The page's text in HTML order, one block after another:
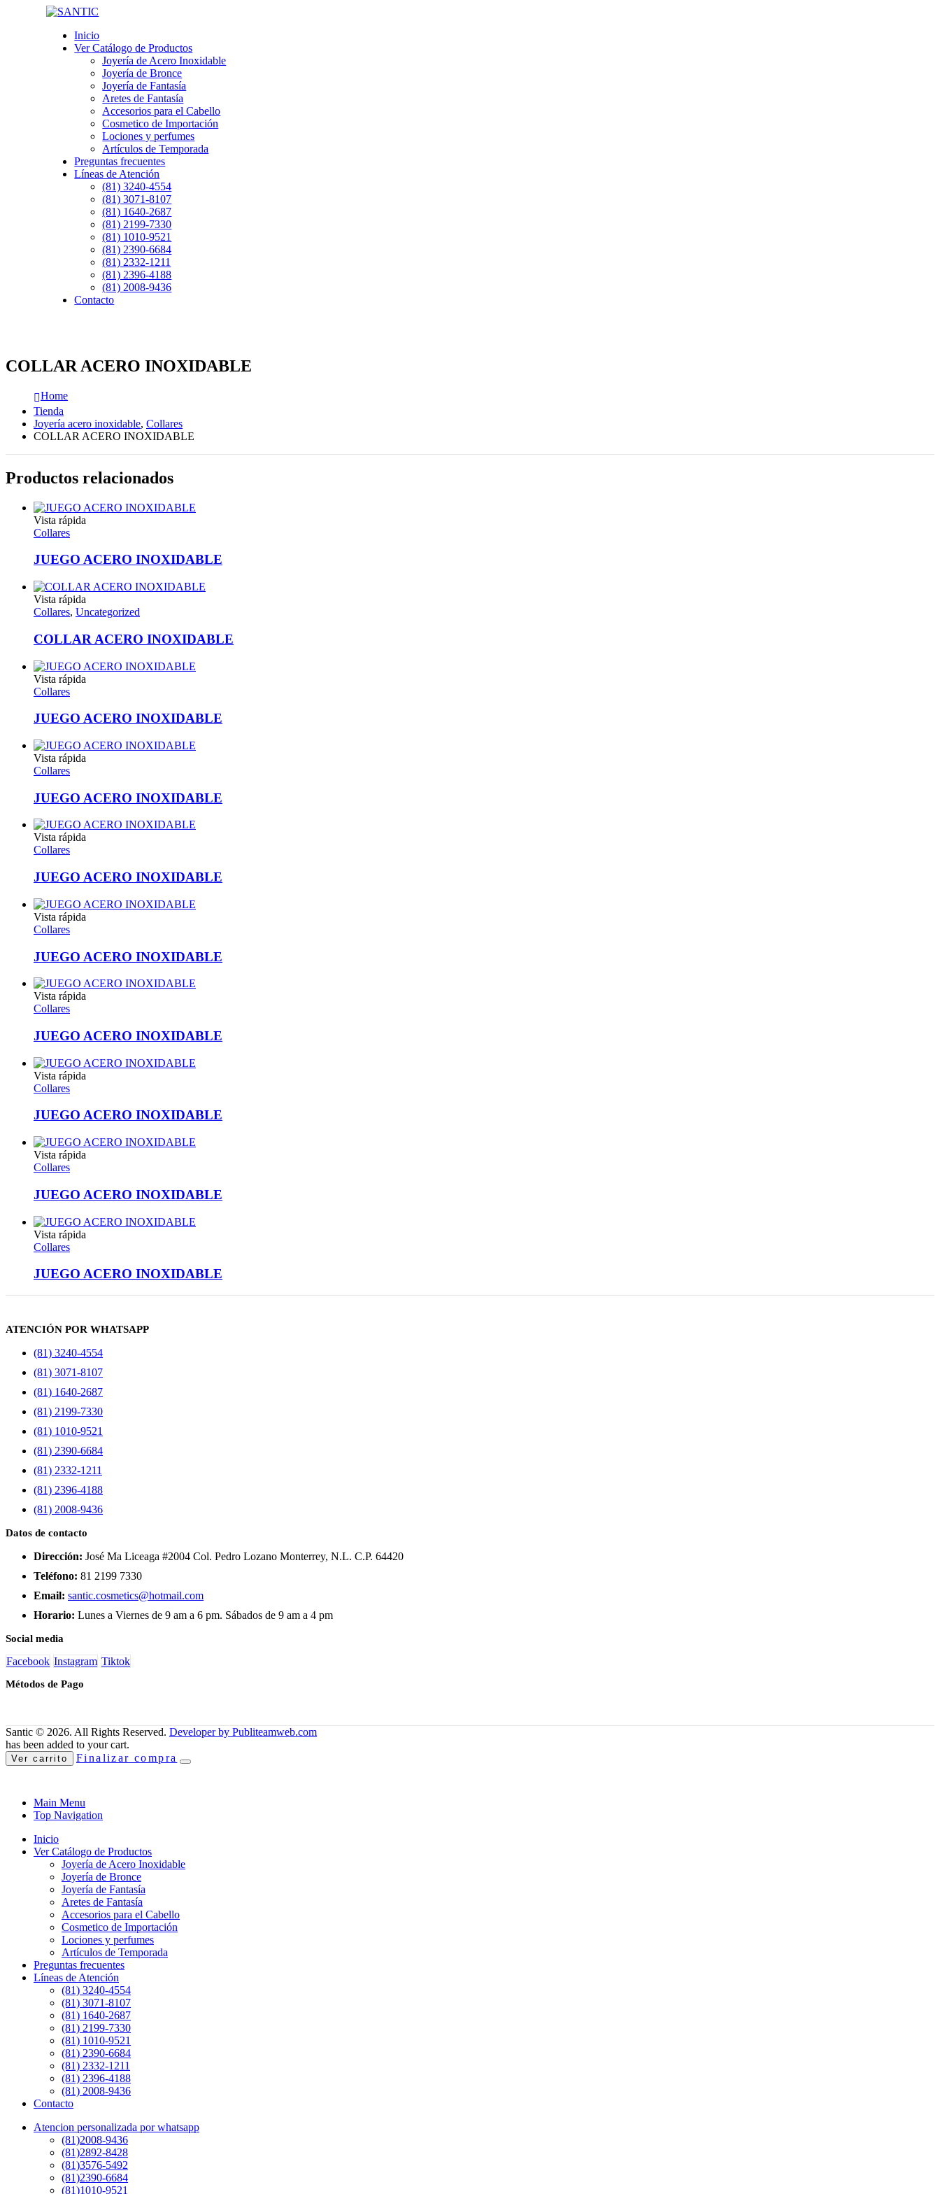
Inicio
Ver Catálogo de Productos
Joyería de Acero Inoxidable
Joyería de Bronce
Joyería de Fantasía
Aretes de Fantasía
Accesorios para el Cabello
Cosmetico de Importación
Lociones y perfumes
Artículos de Temporada
Preguntas frecuentes
Líneas de Atención
(81) 3240-4554
(81) 3071-8107
(81) 1640-2687
(81) 2199-7330
(81) 1010-9521
(81) 2390-6684
(81) 2332-1211
(81) 2396-4188
(81) 2008-9436
Contacto
COLLAR ACERO INOXIDABLE
Home
Tienda
Joyería acero inoxidable, Collares
COLLAR ACERO INOXIDABLE
Productos relacionados
Vista rápida
Collares
JUEGO ACERO INOXIDABLE
Vista rápida
Collares, Uncategorized
COLLAR ACERO INOXIDABLE
Vista rápida
Collares
JUEGO ACERO INOXIDABLE
Vista rápida
Collares
JUEGO ACERO INOXIDABLE
Vista rápida
Collares
JUEGO ACERO INOXIDABLE
Vista rápida
Collares
JUEGO ACERO INOXIDABLE
Vista rápida
Collares
JUEGO ACERO INOXIDABLE
Vista rápida
Collares
JUEGO ACERO INOXIDABLE
Vista rápida
Collares
JUEGO ACERO INOXIDABLE
Vista rápida
Collares
JUEGO ACERO INOXIDABLE
ATENCIÓN POR WHATSAPP
(81) 3240-4554
(81) 3071-8107
(81) 1640-2687
(81) 2199-7330
(81) 1010-9521
(81) 2390-6684
(81) 2332-1211
(81) 2396-4188
(81) 2008-9436
Datos de contacto
Dirección: José Ma Liceaga #2004 Col. Pedro Lozano Monterrey, N.L. C.P. 64420
Teléfono: 81 2199 7330
Email: santic.cosmetics@hotmail.com
Horario: Lunes a Viernes de 9 am a 6 pm. Sábados de 9 am a 4 pm
Social media
Facebook Instagram Tiktok
Métodos de Pago
Santic © 2026. All Rights Reserved. Developer by Publiteamweb.com
has been added to your cart.
Ver carrito Finalizar compra
Main Menu
Top Navigation
Inicio
Ver Catálogo de Productos
Joyería de Acero Inoxidable
Joyería de Bronce
Joyería de Fantasía
Aretes de Fantasía
Accesorios para el Cabello
Cosmetico de Importación
Lociones y perfumes
Artículos de Temporada
Preguntas frecuentes
Líneas de Atención
(81) 3240-4554
(81) 3071-8107
(81) 1640-2687
(81) 2199-7330
(81) 1010-9521
(81) 2390-6684
(81) 2332-1211
(81) 2396-4188
(81) 2008-9436
Contacto
Atencion personalizada por whatsapp
(81)2008-9436
(81)2892-8428
(81)3576-5492
(81)2390-6684
(81)1010-9521